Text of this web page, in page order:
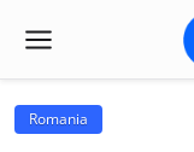
Romania